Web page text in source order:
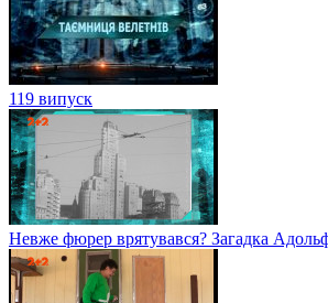
119 випуск
Невже фюрер врятувався? Загадка